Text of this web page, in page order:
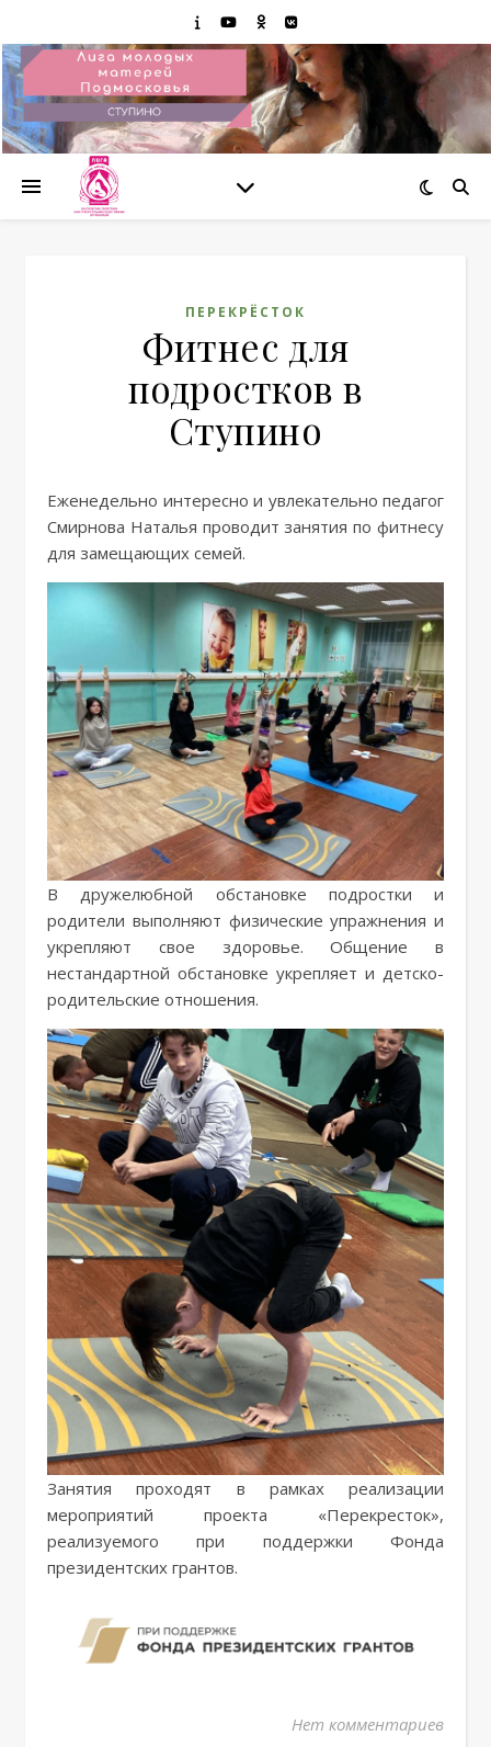
ПЕРЕКРЁСТОК
Фитнес для
подростков в
Ступино
Еженедельно интересно и увлекательно педагог
Смирнова Наталья проводит занятия по фитнесу
для замещающих семей.
В дружелюбной обстановке подростки и
родители выполняют физические упражнения и
укрепляют свое здоровье. Общение в
нестандартной обстановке укрепляет и детско-
родительские отношения.
Занятия проходят в рамках реализации
мероприятий проекта «Перекресток»,
реализуемого при поддержки Фонда
президентских грантов.
Нет комментариев